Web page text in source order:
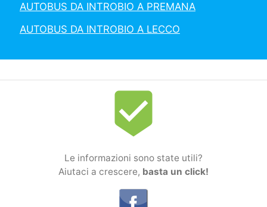
AUTOBUS DA INTROBIO A PREMANA
AUTOBUS DA INTROBIO A LECCO
beenhere
Le informazioni sono state utili?
Aiutaci a crescere, basta un click!